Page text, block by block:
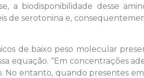
a biodisponibilidade desse
de serotonina e,
de baixo peso molecular
equação. “Em concentrações
No entanto, quando presentes